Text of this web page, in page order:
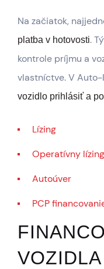
Na začiatok,
platba v hotovosti.
kontrole príjmu a
vlastníctve. V
vozidlo prihlásiť a
Lízing
Operatívny lízing
Autoúver
PCP